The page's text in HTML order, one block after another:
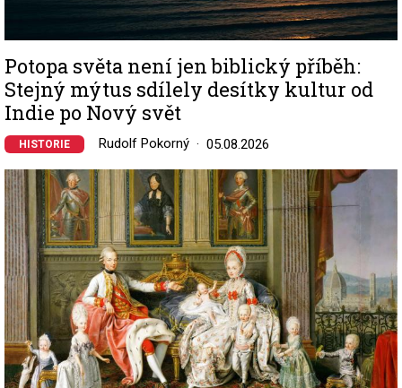
Potopa světa není jen biblický příběh:
Stejný mýtus sdílely desítky kultur od
Indie po Nový svět
HISTORIE Rudolf Pokorný 05.08.2026
Image